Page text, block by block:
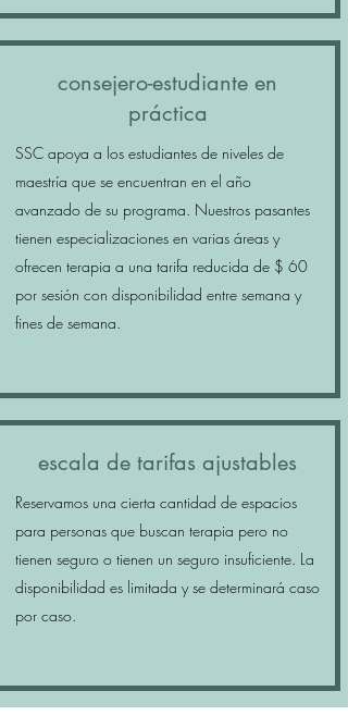
consejero-estudiante en
práctica
SSC apoya a los estudiantes de niveles de
maestría que se encuentran en el año
avanzado de su programa. Nuestros pasantes
tienen especializaciones en varias áreas y
ofrecen terapia a una tarifa reducida de $ 60
por sesión con disponibilidad entre semana y
fines de semana.
escala de tarifas ajustables
Reservamos una cierta cantidad de espacios
para personas que buscan terapia pero no
tienen seguro o tienen un seguro insuficiente. La
disponibilidad es limitada y se determinará caso
por caso.